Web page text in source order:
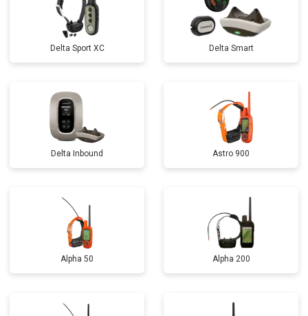
Delta Sport XC Delta Smart
Delta Inbound Astro 900
Alpha 50 Alpha 200